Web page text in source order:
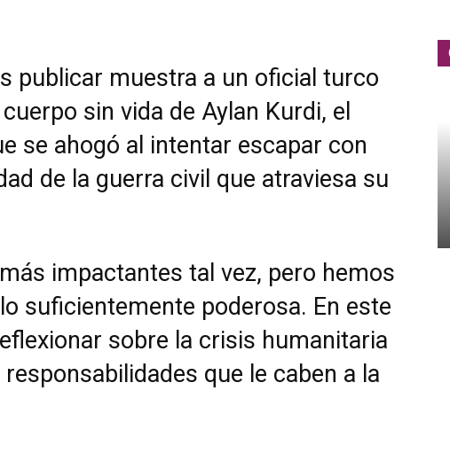
publicar muestra a un oficial turco
sin vida de Aylan Kurdi, el
se ahogó al intentar escapar con
de la guerra civil que atraviesa su
impactantes tal vez, pero hemos
suficientemente poderosa. En este
sobre la crisis humanitaria
que le caben a la